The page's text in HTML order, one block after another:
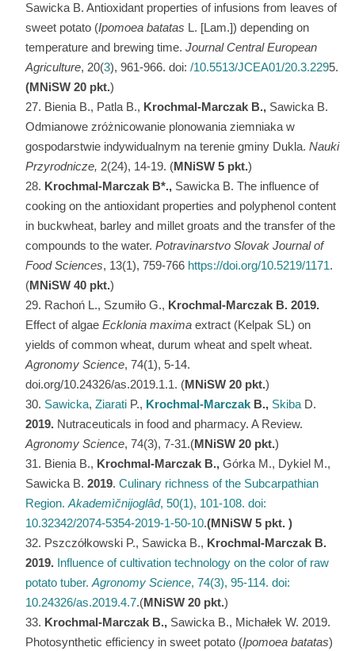
Sawicka B. Antioxidant properties of infusions from leaves of
sweet potato (Ipomoea batatas L. [Lam.]) depending on
temperature and brewing time. Journal Central European
Agriculture, 20(3), 961-966. doi: /10.5513/JCEA01/20.3.2295.
(MNiSW20 pkt.)
Bienia B., Patla B., Krochmal-Marczak B.,Sawicka B.
Odmianowe zróżnicowanie plonowania ziemniaka w
gospodarstwie indywidualnym na terenie gminy Dukla. Nauki
Przyrodnicze, 2(24), 14-19. (MNiSW5 pkt.)
Krochmal-Marczak B*.,Sawicka B. The influence of
cooking on the antioxidant properties and polyphenol content
in buckwheat, barley and millet groats and the transfer of the
compounds to the water. Potravinarstvo Slovak Journal of
Food Sciences, 13(1), 759-766 https://doi.org/10.5219/1171.
(MNiSW 40 pkt.)
Rachoń L., Szumiło G., Krochmal-Marczak B. 2019.
Effect of algae Ecklonia maximaextract (Kelpak SL) on
yields of common wheat, durum wheat and spelt wheat.
Agronomy Science, 74(1), 5-14.
doi.org/10.24326/as.2019.1.1. (MNiSW 20 pkt.)
Sawicka, ZiaratiP., Krochmal-MarczakB., SkibaD.
2019. Nutraceuticals in food and pharmacy. A Review.
Agronomy Science, 74(3), 7-31.(MNiSW 20 pkt.)
Bienia B., Krochmal-Marczak B.,Górka M., Dykiel M.,
Sawicka B. 2019. Culinary richness of the Subcarpathian
Region. Akademìčnijoglâd, 50(1), 101-108. doi:
10.32342/2074-5354-2019-1-50-10.(MNiSW 5 pkt. )
Pszczółkowski P., Sawicka B., Krochmal-Marczak B.
2019. Influence of cultivation technology on the color of raw
potato tuber. Agronomy Science, 74(3), 95-114. doi:
10.24326/as.2019.4.7.(MNiSW 20 pkt.)
Krochmal-Marczak B.,Sawicka B., Michałek W. 2019.
Photosynthetic efficiency in sweet potato (Ipomoea batatas)